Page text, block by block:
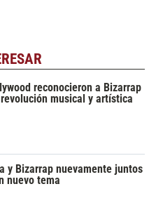
reconocieron a Bizarrap
musical y artística
y Bizarrap nuevamente juntos
nuevo tema